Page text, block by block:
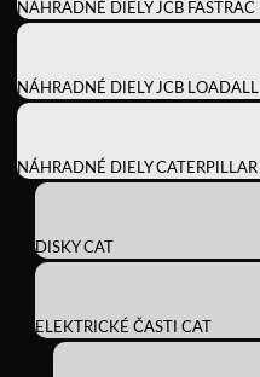
NÁHRADNÉ DIELY JCB FASTRAC
NÁHRADNÉ DIELY JCB LOADALL
NÁHRADNÉ DIELY CATERPILLAR
DISKY CAT
ELEKTRICKÉ ČASTI CAT